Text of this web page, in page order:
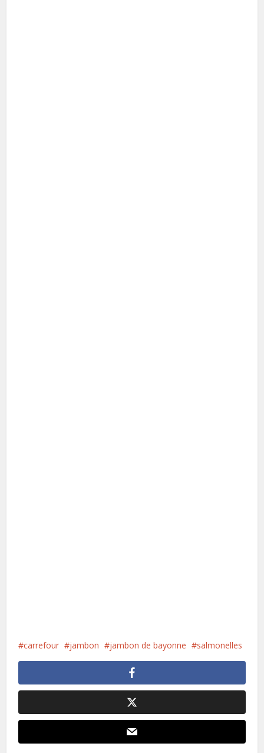
carrefour jambon jambon de bayonne salmonelles